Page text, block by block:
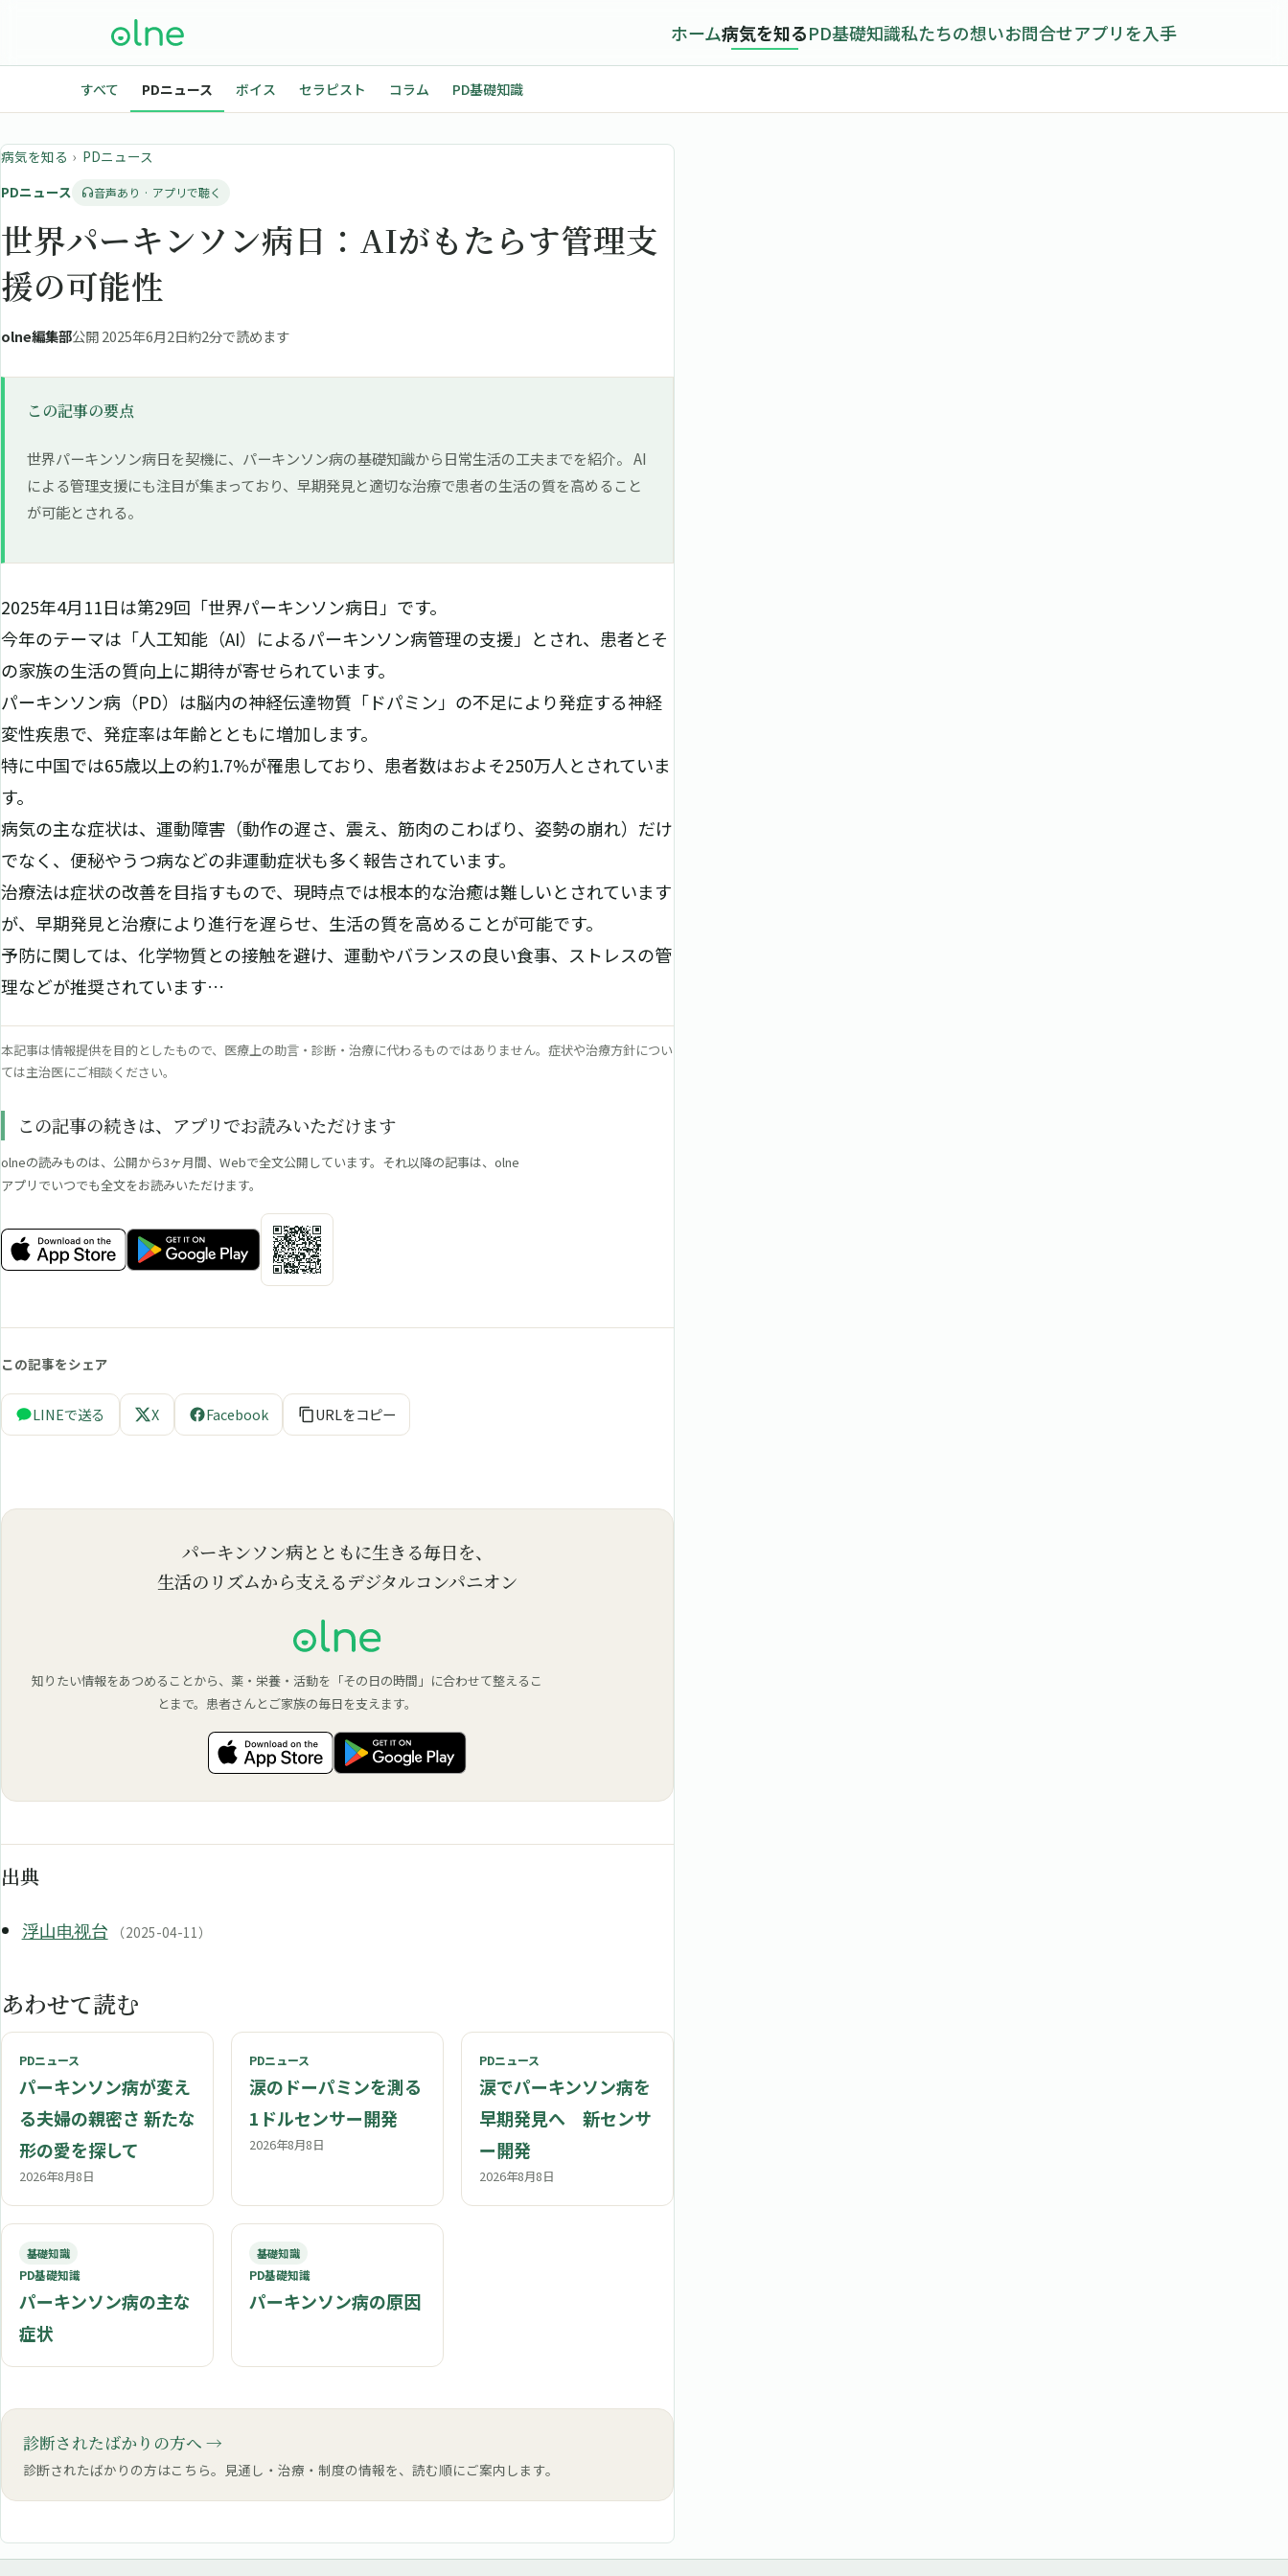
ホーム病気を知るPD基礎知識私たちの想いお問合せアプリを入手
すべて PDニュース ボイス セラピスト コラム PD基礎知識
病気を知る › PDニュース
PDニュース
音声あり · アプリで聴く
世界パーキンソン病日：AIがもたらす管理支
援の可能性
olne編集部公開 2025年6月2日約2分で読めます
この記事の要点
世界パーキンソン病日を契機に、パーキンソン病の基礎知識から日常生活の工夫までを紹介。 AI
による管理支援にも注目が集まっており、早期発見と適切な治療で患者の生活の質を高めること
が可能とされる。
2025年4月11日は第29回「世界パーキンソン病日」です。
今年のテーマは「人工知能（AI）によるパーキンソン病管理の支援」とされ、患者とそ
の家族の生活の質向上に期待が寄せられています。
パーキンソン病（PD）は脳内の神経伝達物質「ドパミン」の不足により発症する神経
変性疾患で、発症率は年齢とともに増加します。
特に中国では65歳以上の約1.7%が罹患しており、患者数はおよそ250万人とされていま
す。
病気の主な症状は、運動障害（動作の遅さ、震え、筋肉のこわばり、姿勢の崩れ）だけ
でなく、便秘やうつ病などの非運動症状も多く報告されています。
治療法は症状の改善を目指すもので、現時点では根本的な治癒は難しいとされています
が、早期発見と治療により進行を遅らせ、生活の質を高めることが可能です。
予防に関しては、化学物質との接触を避け、運動やバランスの良い食事、ストレスの管
理などが推奨されています…
本記事は情報提供を目的としたもので、医療上の助言・診断・治療に代わるものではありません。症状や治療方針につい
ては主治医にご相談ください。
この記事の続きは、アプリでお読みいただけます
olneの読みものは、公開から3ヶ月間、Webで全文公開しています。それ以降の記事は、olne
アプリでいつでも全文をお読みいただけます。
この記事をシェア
LINEで送る X Facebook URLをコピー
パーキンソン病とともに生きる毎日を、
生活のリズムから支えるデジタルコンパニオン
知りたい情報をあつめることから、薬・栄養・活動を「その日の時間」に合わせて整えるこ
とまで。患者さんとご家族の毎日を支えます。
出典
浮山电视台 （2025-04-11）
あわせて読む
PDニュース
パーキンソン病が変え
る夫婦の親密さ 新たな
形の愛を探して
2026年8月8日
PDニュース
涙のドーパミンを測る
1ドルセンサー開発
2026年8月8日
PDニュース
涙でパーキンソン病を
早期発見へ 新センサ
ー開発
2026年8月8日
基礎知識
PD基礎知識
パーキンソン病の主な
症状
基礎知識
PD基礎知識
パーキンソン病の原因
診断されたばかりの方へ
診断されたばかりの方はこちら。見通し・治療・制度の情報を、読む順にご案内します。